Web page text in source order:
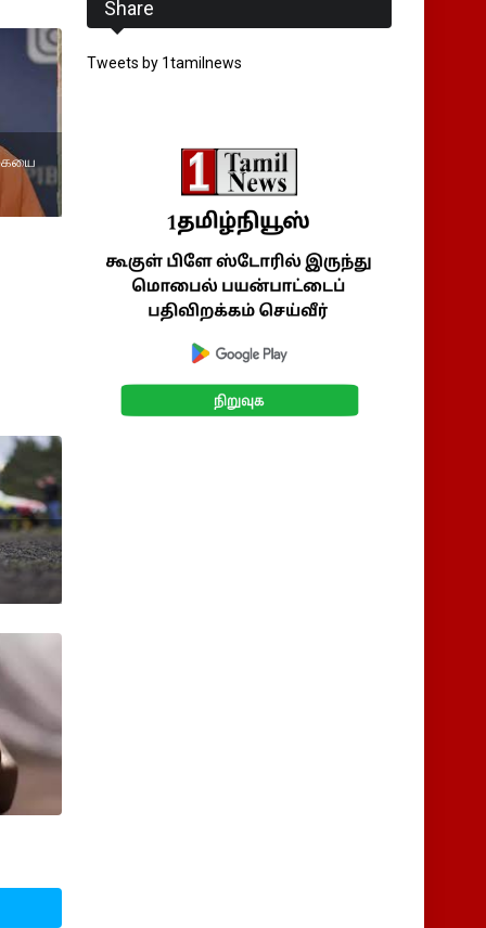
Share
Tweets by 1tamilnews